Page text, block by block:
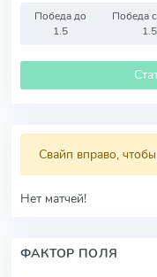
Победа до
1.5
Победа
1.5
Свайп вправо,
Нет матчей!
ФАКТОР ПОЛЯ